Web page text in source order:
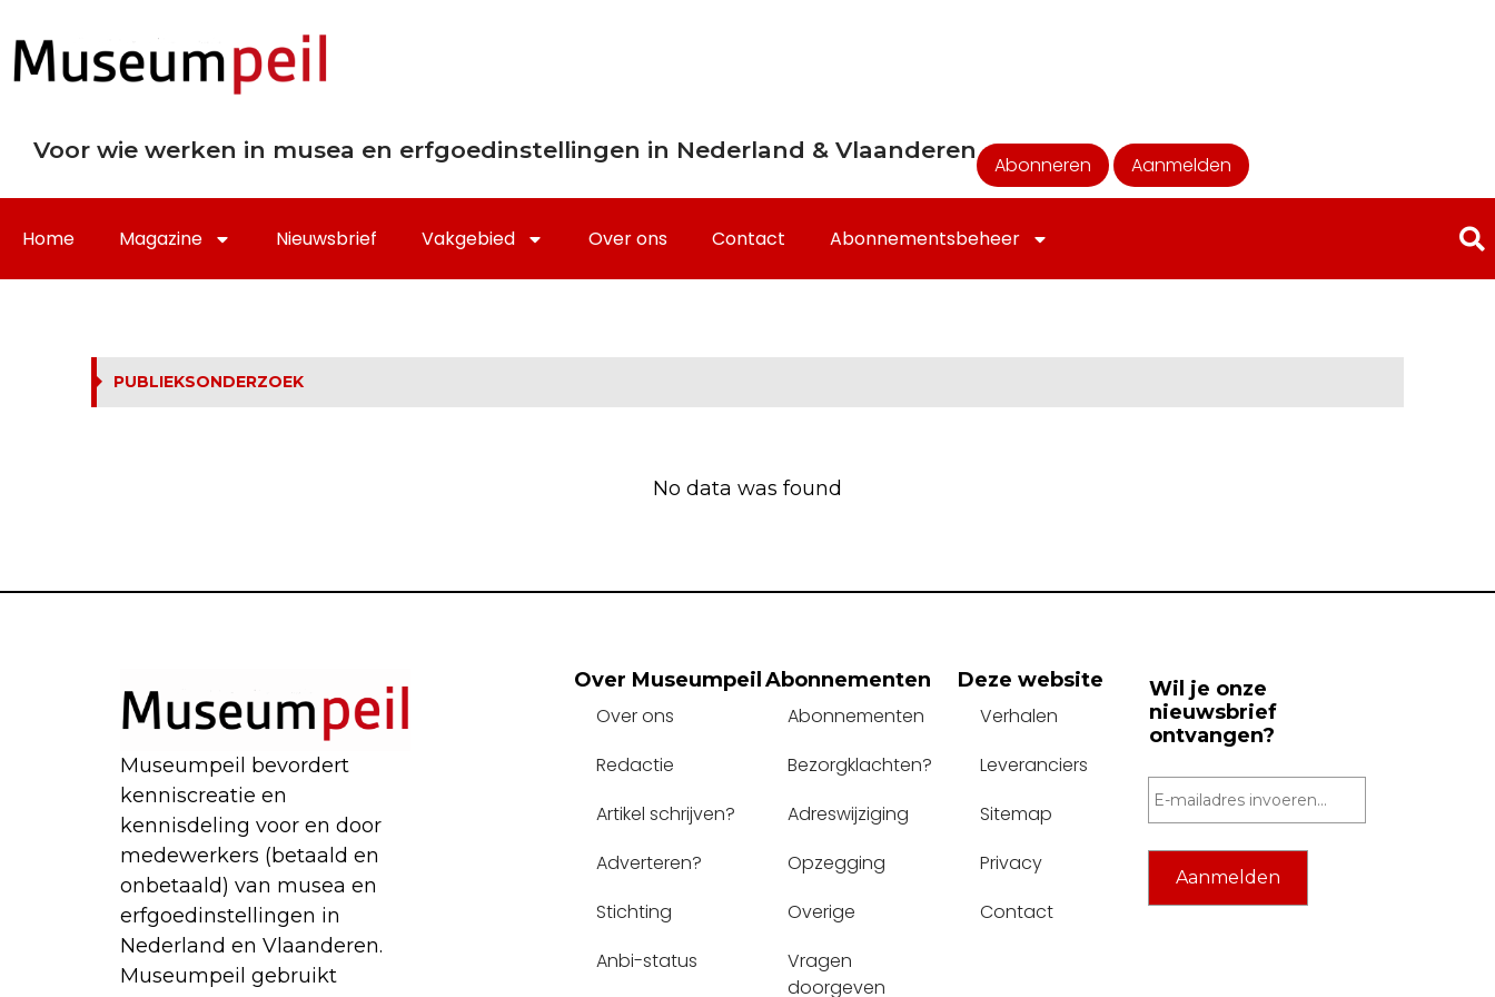
Voor wie werken in musea en erfgoedinstellingen in Nederland & Vlaanderen
Abonneren Aanmelden
Home Magazine Nieuwsbrief Vakgebied Over ons Contact Abonnementsbeheer
PUBLIEKSONDERZOEK
No data was found
Museumpeil bevordert
kenniscreatie en
kennisdeling voor en door
medewerkers (betaald en
onbetaald) van musea en
erfgoedinstellingen in
Nederland en Vlaanderen.
Museumpeil gebruikt
Over Museumpeil
Over ons
Redactie
Artikel schrijven?
Adverteren?
Stichting
Anbi-status
Abonnementen
Abonnementen
Bezorgklachten?
Adreswijziging
Opzegging
Overige
Vragen
doorgeven
Deze website
Verhalen
Leveranciers
Sitemap
Privacy
Contact
Wil je onze
nieuwsbrief
ontvangen?